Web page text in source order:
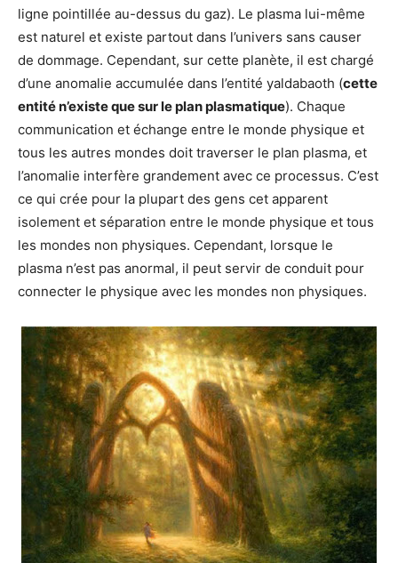
ligne pointillée au-dessus du gaz). Le plasma lui-même
est naturel et existe partout dans l’univers sans causer
de dommage. Cependant, sur cette planète, il est chargé
d’une anomalie accumulée dans l’entité yaldabaoth (cette
entité n’existe que sur le plan plasmatique). Chaque
communication et échange entre le monde physique et
tous les autres mondes doit traverser le plan plasma, et
l’anomalie interfère grandement avec ce processus. C’est
ce qui crée pour la plupart des gens cet apparent
isolement et séparation entre le monde physique et tous
les mondes non physiques. Cependant, lorsque le
plasma n’est pas anormal, il peut servir de conduit pour
connecter le physique avec les mondes non physiques.